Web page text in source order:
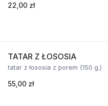
22,00 zł
TATAR Z ŁOSOSIA
tatar z łososia z porem (150 g.)
55,00 zł